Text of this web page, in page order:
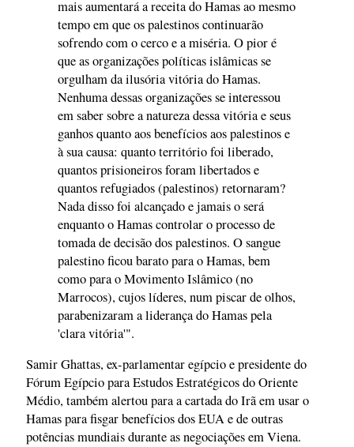
mais aumentará a receita do Hamas ao mesmo
tempo em que os palestinos continuarão
sofrendo com o cerco e a miséria. O pior é
que as organizações políticas islâmicas se
orgulham da ilusória vitória do Hamas.
Nenhuma dessas organizações se interessou
em saber sobre a natureza dessa vitória e seus
ganhos quanto aos benefícios aos palestinos e
à sua causa: quanto território foi liberado,
quantos prisioneiros foram libertados e
quantos refugiados (palestinos) retornaram?
Nada disso foi alcançado e jamais o será
enquanto o Hamas controlar o processo de
tomada de decisão dos palestinos. O sangue
palestino ficou barato para o Hamas, bem
como para o Movimento Islâmico (no
Marrocos), cujos líderes, num piscar de olhos,
parabenizaram a liderança do Hamas pela
'clara vitória'".
Samir Ghattas, ex-parlamentar egípcio e presidente do
Fórum Egípcio para Estudos Estratégicos do Oriente
Médio, também alertou para a cartada do Irã em usar o
Hamas para fisgar benefícios dos EUA e de outras
potências mundiais durante as negociações em Viena.